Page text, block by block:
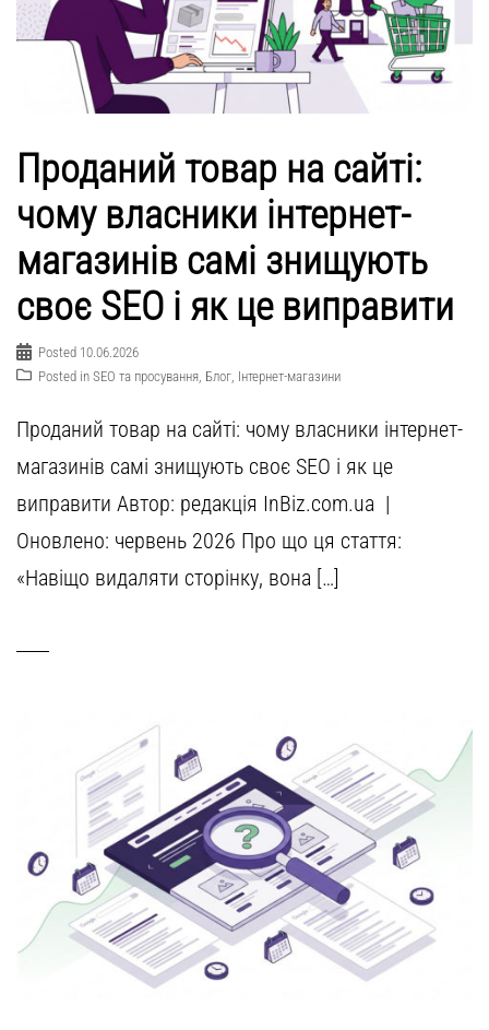
Проданий товар на сайті:
чому власники інтернет-
магазинів самі знищують
своє SEO і як це виправити
Posted 10.06.2026
Posted in SEO та просування, Блог, Інтернет-магазини
Проданий товар на сайті: чому власники інтернет-
магазинів самі знищують своє SEO і як це
виправити Автор: редакція InBiz.com.ua |
Оновлено: червень 2026 Про що ця стаття:
«Навіщо видаляти сторінку, вона […]